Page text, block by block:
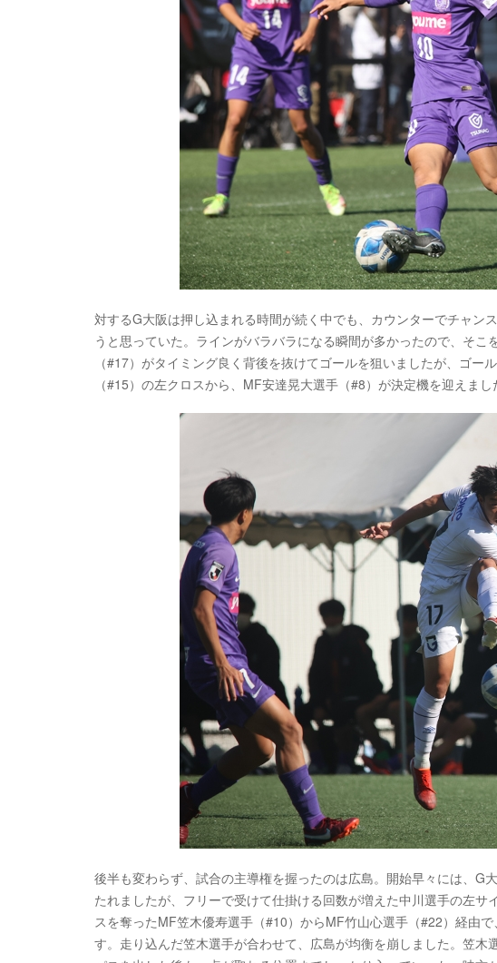
対するG大阪は押し込まれる時間が続く中でも、カウンターでチャン
うと思っていた。ラインがバラバラになる瞬間が多かったので、そ
（#17）がタイミング良く背後を抜けてゴールを狙いましたが、ゴ
（#15）の左クロスから、MF安達晃大選手（#8）が決定機を迎えま
後半も変わらず、試合の主導権を握ったのは広島。開始早々には、G
たれましたが、フリーで受けて仕掛ける回数が増えた中川選手の左
スを奪ったMF笠木優寿選手（#10）からMF竹山心選手（#22）経由
す。走り込んだ笠木選手が合わせて、広島が均衡を崩しました。笠木